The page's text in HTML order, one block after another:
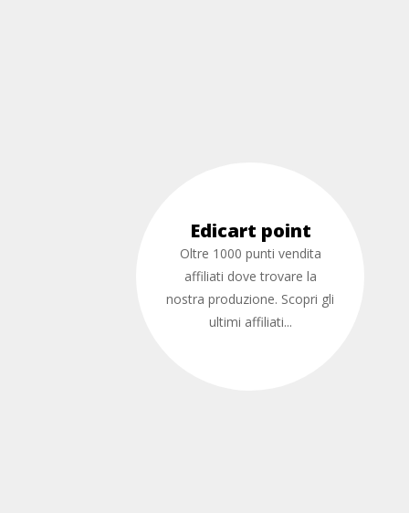
Edicart point
Oltre 1000 punti vendita
affiliati dove trovare la
nostra produzione. Scopri gli
ultimi affiliati...